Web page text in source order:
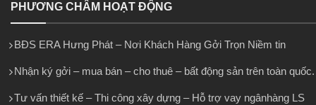
PHƯƠNG CHÂM HOẠT ĐỘNG
BĐS ERA Hưng Phát – Nơi Khách Hàng Gởi Trọn Niềm tin
Nhận ký gởi – mua bán – cho thuê – bất động sản trên toàn quốc.
Tư vấn thiết kế – Thi công xây dựng – Hỗ trợ vay ngânhàng LS